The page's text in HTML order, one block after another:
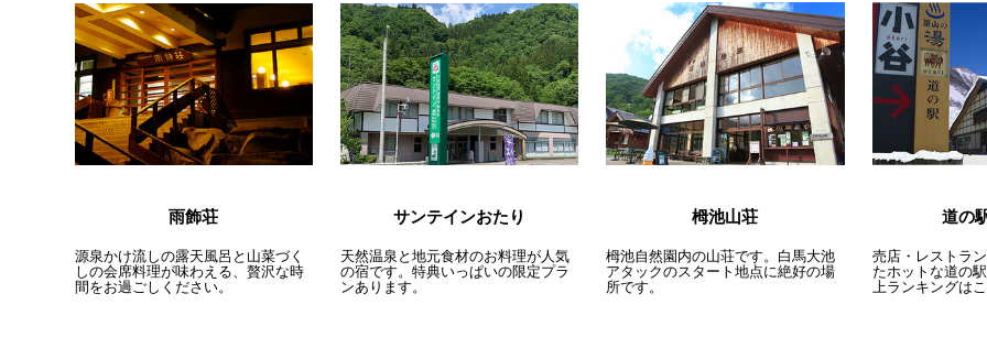
雨飾荘
源泉かけ流しの露天風呂と山菜づく
しの会席料理が味わえる、贅沢な時
間をお過ごしください。
サンテインおたり
天然温泉と地元食材のお料理が人気
の宿です。特典いっぱいの限定プラ
ンあります。
栂池山荘
栂池自然園内の山荘です。白馬大池
アタックのスタート地点に絶好の場
所です。
道の
売店・レストラ
たホットな道の
上ランキングは